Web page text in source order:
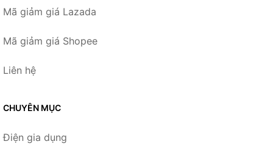
Mã giảm giá Lazada
Mã giảm giá Shopee
Liên hệ
CHUYÊN MỤC
Điện gia dụng